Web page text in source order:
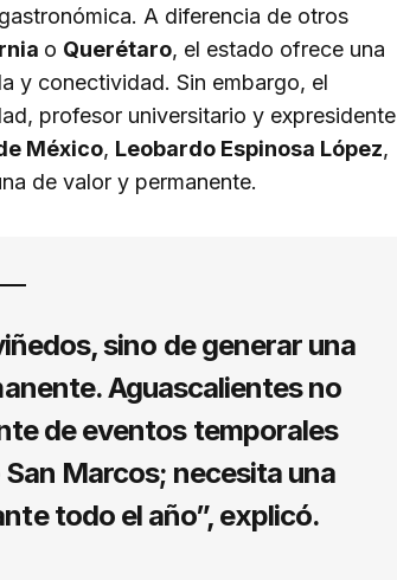
A diferencia de otros
o Querétaro, el estado ofrece una
y conectividad. Sin embargo, el
profesor universitario y expresidente
México, Leobardo Espinosa López,
de valor y permanente.
sino de generar una
Aguascalientes no
de eventos temporales
Marcos; necesita una
todo el año”, explicó.